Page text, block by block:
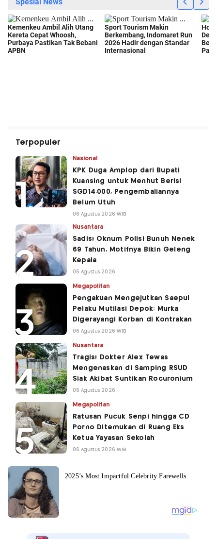
Terpopuler
Nasional
KPK Duga Amplop dari Bupati
Kuansing untuk Menhut Berisi
SGD14.000, Pengembaliannya
Belum Utuh
06 Agustus 2026 WIB
Nusantara
Sadis! Oknum Polisi Bunuh Nenek
69 Tahun, Motifnya Bikin Geleng
Kepala
05 Agustus 2026
Megapolitan
Pengakuan Mengejutkan Saepul
Pelaku Mutilasi Depok: Murka
Digerayangi Korban di Kontrakan
06 Agustus 2026 WIB
Nusantara
Tragis! Dokter Alex Tewas
Mengenaskan di Samping RSUD
Siak Akibat Suntikan Rocuronium
05 Agustus 2026
Megapolitan
Ratusan Pucuk Senpi hingga CD
Porno Ditemukan di Ruang Eks
Ketua Yayasan Sekolah
06 Agustus 2026 WIB